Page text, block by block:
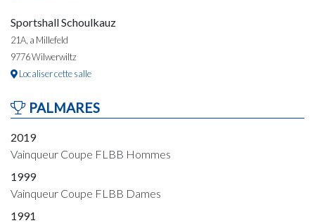
Sportshall Schoulkauz
21A, a Millefeld
9776 Wilwerwiltz
Localiser cette salle
PALMARES
2019
Vainqueur Coupe FLBB Hommes
1999
Vainqueur Coupe FLBB Dames
1991